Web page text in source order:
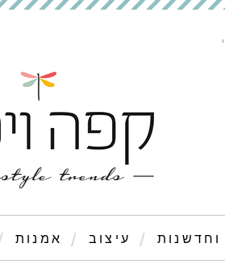
וחדשנות עיצוב אמנות